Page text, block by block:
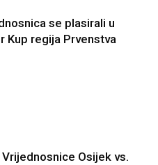
se plasirali u
Kup regija Prvenstva
Vrijednosnice Osijek vs.